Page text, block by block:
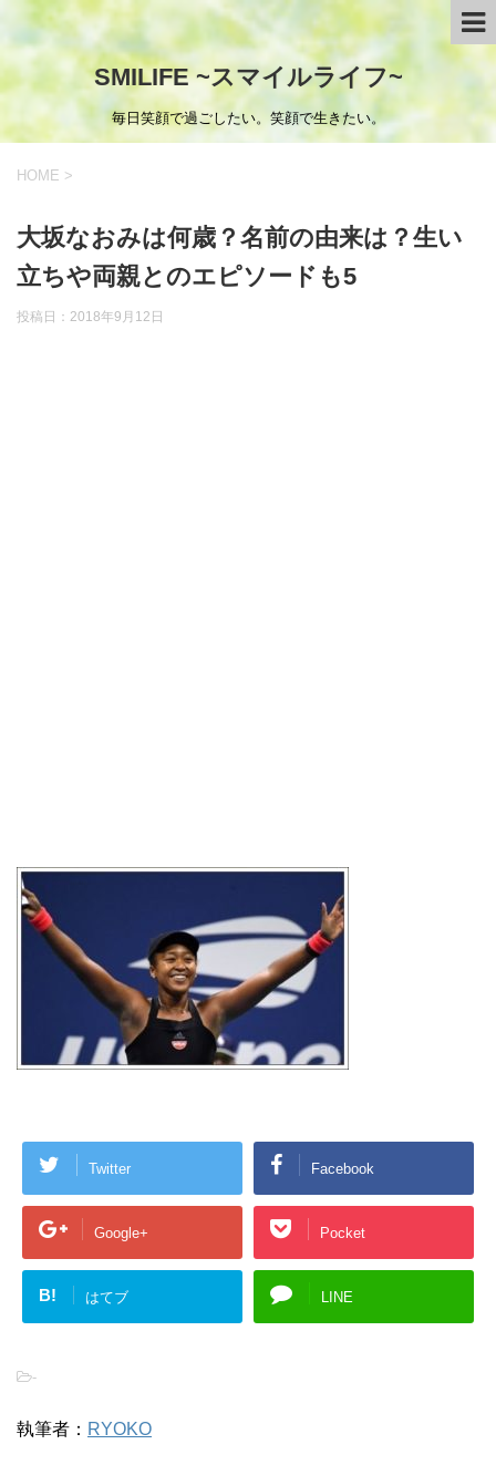
SMILIFE ~スマイルライフ~
毎日笑顔で過ごしたい。笑顔で生きたい。
HOME >
大坂なおみは何歳？名前の由来は？生い
立ちや両親とのエピソードも5
投稿日： 2018年9月12日
Twitter Facebook
Google+ Pocket
B! はてブ LINE
-
執筆者： RYOKO